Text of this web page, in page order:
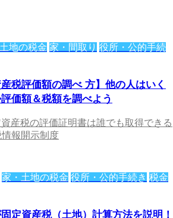
地の税金 家・間取り 役所・公的手続
産税評価額の調べ 方】他の人はいく
価額＆税額を調べよう
資産税の評価証明書は誰でも取得できる
報開示制度
家・土地の税金 役所・公的手続き 税金
定資産税（土地）計算方法を説明！